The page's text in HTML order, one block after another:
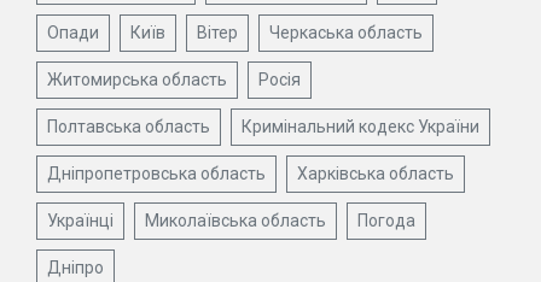
Опади Київ Вітер Черкаська область
Житомирська область Росія
Полтавська область Кримінальний кодекс України
Дніпропетровська область Харківська область
Українці Миколаївська область Погода
Дніпро